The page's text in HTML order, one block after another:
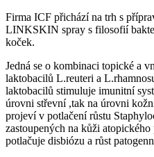
Firma ICF přichází na trh s
LINKSKIN spray s filosofií
koček.
Jedná se o kombinaci topické a
laktobacilů L.reuteri a
laktobacilů stimuluje imunitní
úrovni střevní ,tak na úrovni
projeví v potlačení růstu
zastoupených na kůži
potlačuje disbiózu a růst